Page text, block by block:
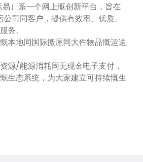
易）系一个网上慨创新平台，旨在
司同客户，提供有效率、优质、
务。
本地同国际搬屋同大件物品慨运送
源/能源消耗同无现金电子支付，
生态系统，为大家建立可持续慨生